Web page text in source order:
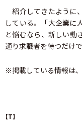
紹介してきたように
している。「大企業に
と悩むなら、新しい動
通り求職者を待つだけ
※掲載している情報は
【T】